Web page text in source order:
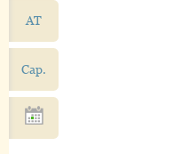
AT
Cap.